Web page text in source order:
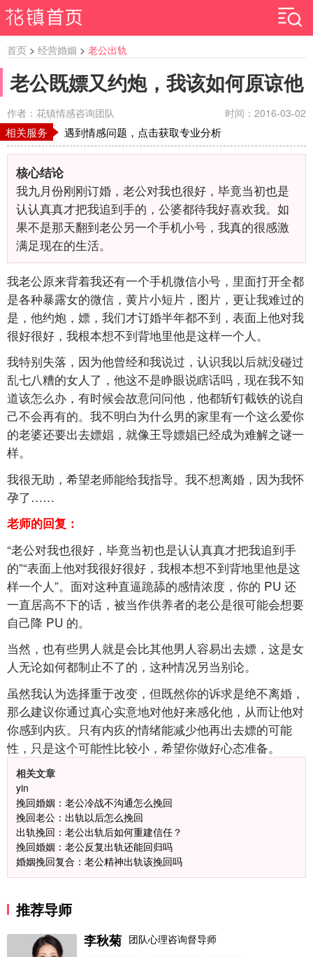
首页 > 经营婚姻 > 老公出轨
老公既嫖又约炮，我该如何原谅他
作者：花镇情感咨询团队 时间：2016-03-02
相关服务 遇到情感问题，点击获取专业分析
核心结论
我九月份刚刚订婚，老公对我也很好，毕竟当初也是
认认真真才把我追到手的，公婆都待我好喜欢我。如
果不是那天翻到老公另一个手机小号，我真的很感激
满足现在的生活。
我老公原来背着我还有一个手机微信小号，里面打开全都
是各种暴露女的微信，黄片小短片，图片，更让我难过的
是，他约炮，嫖，我们才订婚半年都不到，表面上他对我
很好很好，我根本想不到背地里他是这样一个人。
我特别失落，因为他曾经和我说过，认识我以后就没碰过
乱七八糟的女人了，他这不是睁眼说瞎话吗，现在我不知
道该怎么办，有时候会故意问问他，他都斩钉截铁的说自
己不会再有的。我不明白为什么男的家里有一个这么爱你
的老婆还要出去嫖娼，就像王导嫖娼已经成为难解之谜一
样。
我很无助，希望老师能给我指导。我不想离婚，因为我怀
孕了……
老师的回复：
“老公对我也很好，毕竟当初也是认认真真才把我追到手
的”“表面上他对我很好很好，我根本想不到背地里他是这
样一个人”。面对这种直逼跪舔的感情浓度，你的 PU 还
一直居高不下的话，被当作供养者的老公是很可能会想要
自己降 PU 的。
当然，也有些男人就是会比其他男人容易出去嫖，这是女
人无论如何都制止不了的，这种情况另当别论。
虽然我认为选择重于改变，但既然你的诉求是绝不离婚，
那么建议你通过真心实意地对他好来感化他，从而让他对
你感到内疚。只有内疚的情绪能减少他再出去嫖的可能
性，只是这个可能性比较小，希望你做好心态准备。
相关文章
yin
挽回婚姻：老公冷战不沟通怎么挽回
挽回老公：出轨以后怎么挽回
出轨挽回：老公出轨后如何重建信任？
挽回婚姻：老公反复出轨还能回归吗
婚姻挽回复合：老公精神出轨该挽回吗
推荐导师
李秋菊 团队心理咨询督导师